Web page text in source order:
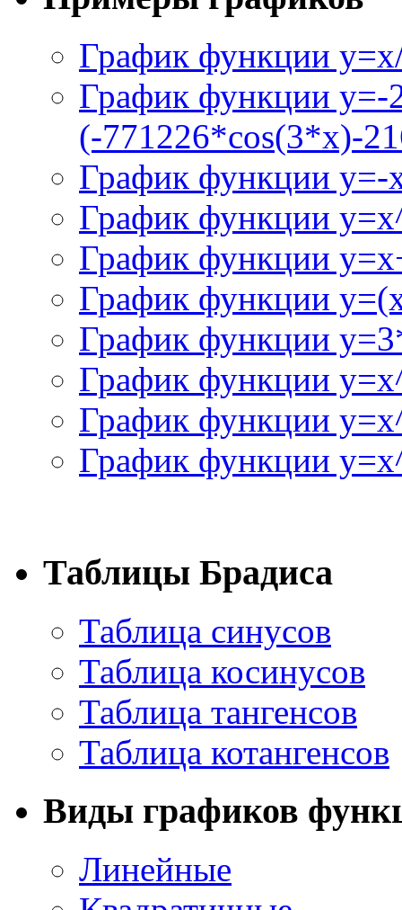
График функции
График функции y=-
(-771226*cos(3*x)-
График функции
График функции
График функции
График функции
График функции
График функции
График функции
График функции
Таблицы Брадиса
Таблица синусов
Таблица косинусов
Таблица тангенсов
Таблица котангенсов
Виды графиков
Линейные